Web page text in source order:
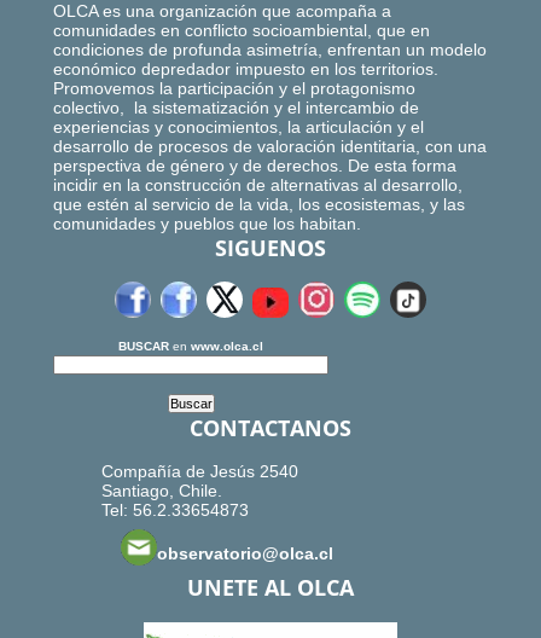
OLCA es una organización que acompaña a
comunidades en conflicto socioambiental, que en
condiciones de profunda asimetría, enfrentan un modelo
económico depredador impuesto en los territorios.
Promovemos la participación y el protagonismo
colectivo, la sistematización y el intercambio de
experiencias y conocimientos, la articulación y el
desarrollo de procesos de valoración identitaria, con una
perspectiva de género y de derechos. De esta forma
incidir en la construcción de alternativas al desarrollo,
que estén al servicio de la vida, los ecosistemas, y las
comunidades y pueblos que los habitan.
SIGUENOS
BUSCAR en www.olca.cl
CONTACTANOS
Compañía de Jesús 2540
Santiago, Chile.
Tel: 56.2.33654873
observatorio@olca.cl
UNETE AL OLCA